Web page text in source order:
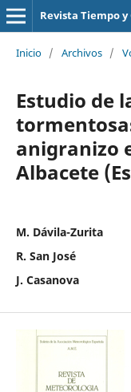
Revista Tiempo y
Inicio / Archivos /
Estudio de
anigranizo
Albacete
M. Dávila-Zurita
R. San José
J. Casanova